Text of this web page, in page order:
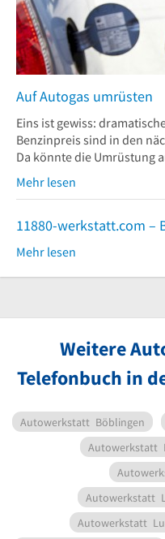
Auf Autogas umrüsten
Eins ist gewiss:
Benzinpreis sind in den
Da könnte die Umrüstung
Mehr lesen
11880-werkstatt.com –
Mehr lesen
Weitere
Telefonbuch in
Autowerkstatt Böblingen
Autowerkstatt
Autowerkstatt
Autowerkstatt